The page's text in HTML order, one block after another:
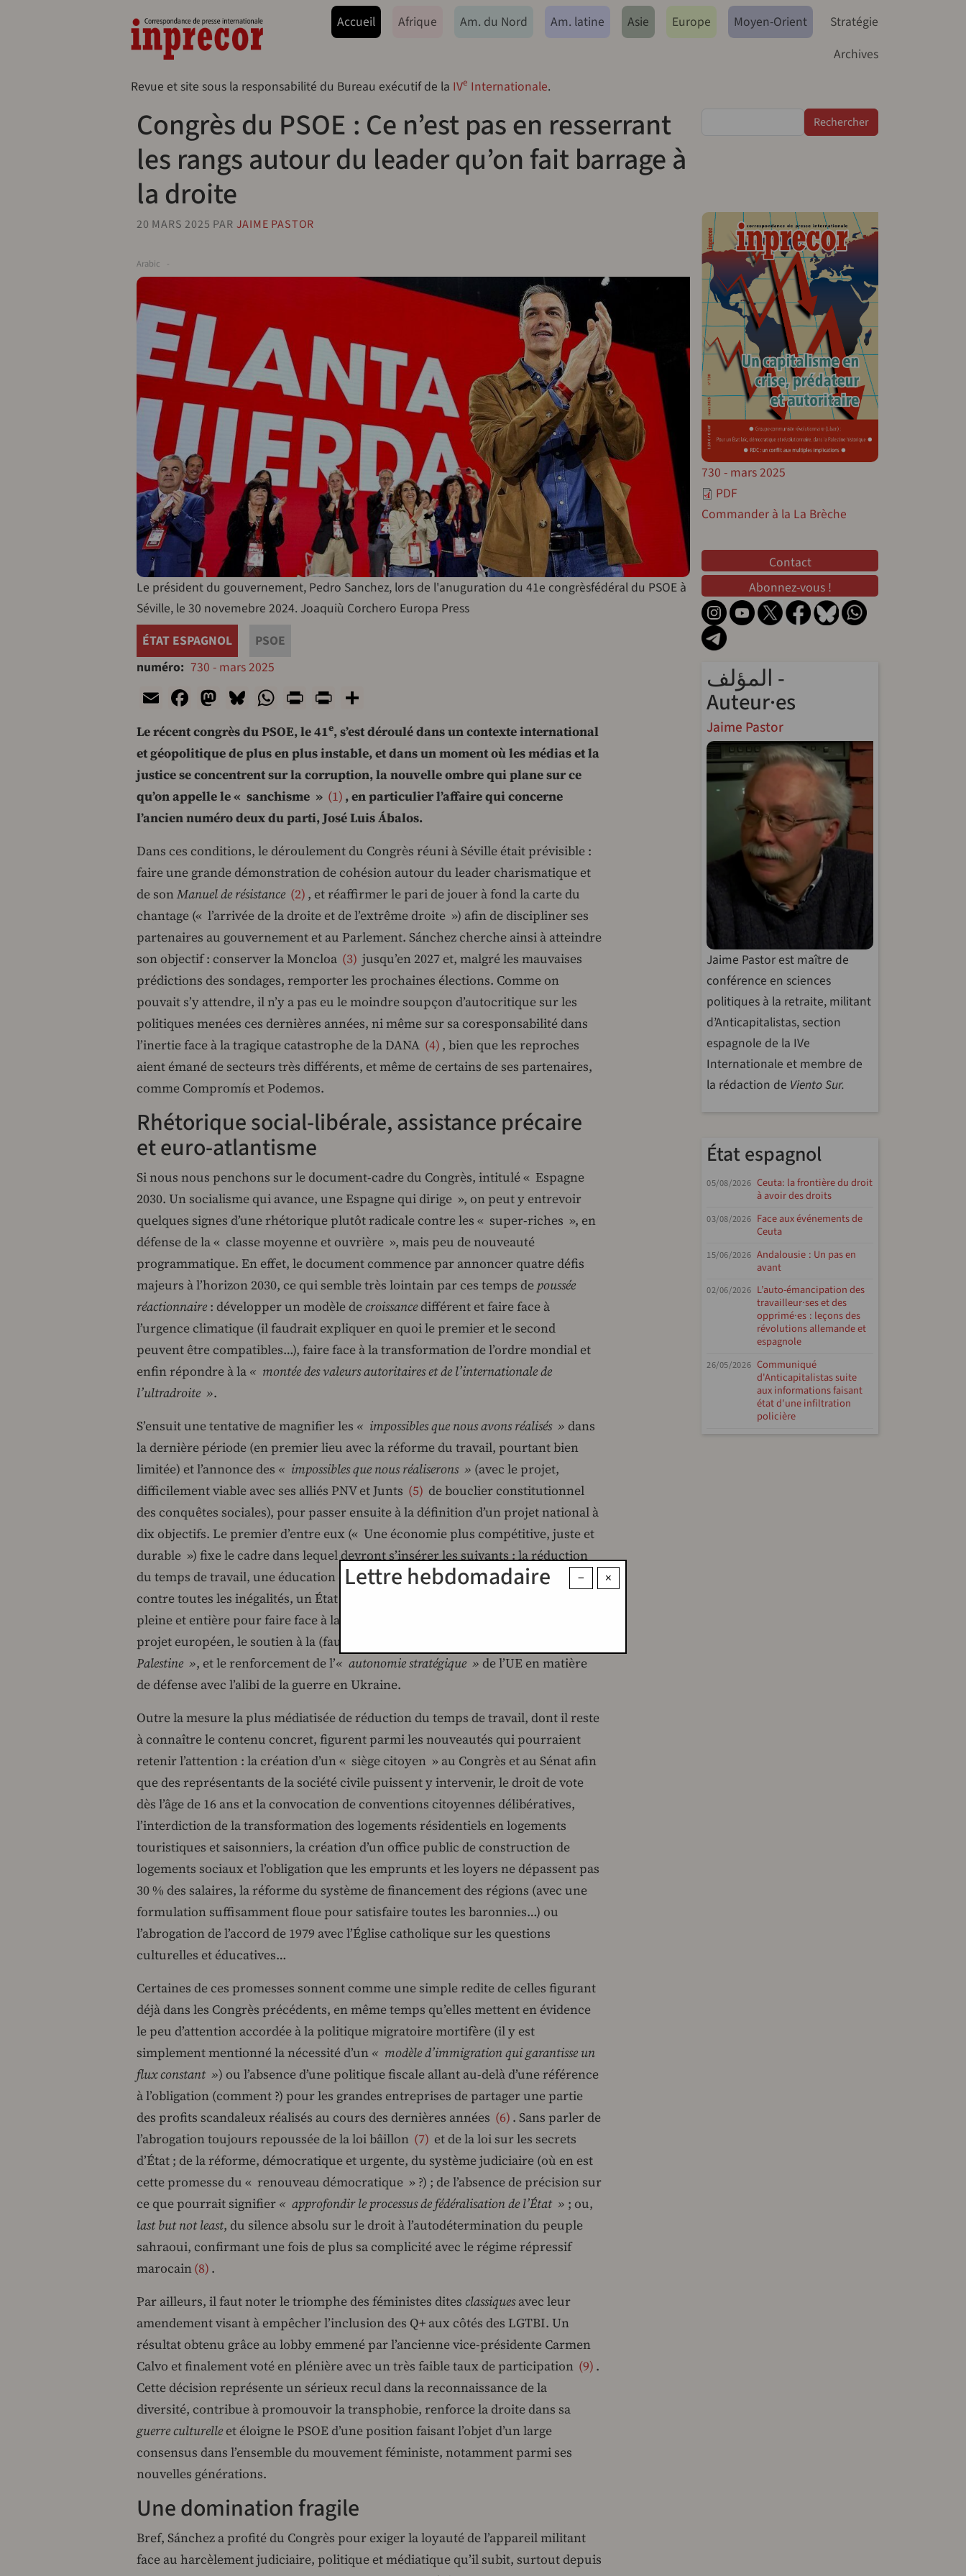
Navegação principal
Accueil Afrique Am. du Nord Am. latine Asie Europe Moyen-Orient
Stratégie
Archives
Revue et site sous la responsabilité du Bureau exécutif de la IVe Internationale.
Congrès du PSOE : Ce n’est pas en resserrant
les rangs autour du leader qu’on fait barrage à
la droite
20 MARS 2025 PAR JAIME PASTOR
Arabic
Le président du gouvernement, Pedro Sanchez, lors de l'anuguration du 41e congrèsfédéral du PSOE à
Séville, le 30 novemebre 2024. Joaquiù Corchero Europa Press
ÉTAT ESPAGNOL
PSOE
numéro 730 - mars 2025
EmailFacebook
Mastodon
Bluesky
WhatsApp
PrintPrintFriendly
Le récent congrès du PSOE, le 41e, s’est déroulé dans un contexte international
et géopolitique de plus en plus instable, et dans un moment où les médias et la
justice se concentrent sur la corruption, la nouvelle ombre qui plane sur ce
qu’on appelle le « sanchisme » 1 , en particulier l’affaire qui concerne
l’ancien numéro deux du parti, José Luis Ábalos.
Dans ces conditions, le déroulement du Congrès réuni à Séville était prévisible :
faire une grande démonstration de cohésion autour du leader charismatique et
de sonManuel de résistance 2 , et réaffirmer le pari de jouer à fond la carte du
chantage (« l’arrivée de la droite et de l’extrême droite ») afin de discipliner ses
partenaires au gouvernement et au Parlement. Sánchez cherche ainsi à atteindre
son objectif : conserver la Moncloa 3 jusqu’en 2027 et, malgré les mauvaises
prédictions des sondages, remporter les prochaines élections. Comme on
pouvait s’y attendre, il n’y a pas eu le moindre soupçon d’autocritique sur les
politiques menées ces dernières années, ni même sur sa coresponsabilité dans
l’inertie face à la tragique catastrophe de la DANA 4 , bien que les reproches
aient émané de secteurs très différents, et même de certains de ses partenaires,
comme Compromís et Podemos.
Rhétorique social-libérale, assistance précaire
et euro-atlantisme
Si nous nous penchons sur le document-cadre du Congrès, intitulé « Espagne
2030. Un socialisme qui avance, une Espagne qui dirige », on peut y entrevoir
quelques signes d’une rhétorique plutôt radicale contre les « super-riches », en
défense de la « classe moyenne et ouvrière », mais peu de nouveauté
programmatique. En effet, le document commence par annoncer quatre défis
majeurs à l’horizon 2030, ce qui semble très lointain par ces temps de poussée
réactionnaire : développer un modèle decroissance différent et faire face à
l’urgence climatique (il faudrait expliquer en quoi le premier et le second
peuvent être compatibles…), faire face à la transformation de l’ordre mondial et
enfin répondre à la « montée des valeurs autoritaires et de l’internationale de
l’ultradroite ».
S’ensuit une tentative de magnifier les « impossibles que nous avons réalisés » dans
la dernière période (en premier lieu avec la réforme du travail, pourtant bien
limitée) et l’annonce des « impossibles que nous réaliserons » (avec le projet,
difficilement viable avec ses alliés PNV et Junts
5 de bouclier constitutionnel
des conquêtes sociales), pour passer ensuite à la définition d’un projet national à
dix objectifs. Le premier d’entre eux (« Une économie plus compétitive, juste et
durable ») fixe le cadre dans lequel devront s’insérer les suivants : la réduction
du temps de travail, une éducation de qualité, un logement pour tous, la lutte
contre toutes les inégalités, un État « autonomique » renforcé, une démocratie
pleine et entière pour faire face à la désinformation, la vocation au leadership du
projet européen, le soutien à la (fausse)
Palestine », et le renforcement de l’« autonomie stratégique » de l’UE en matière
de défense avec l’alibi de la guerre en Ukraine.
Outre la mesure la plus médiatisée de réduction du temps de travail, dont il reste
à connaître le contenu concret, figurent parmi les nouveautés qui pourraient
retenir l’attention : la création d’un « siège citoyen » au Congrès et au Sénat afin
que des représentants de la société civile puissent y intervenir, le droit de vote
dès l’âge de 16 ans et la convocation de conventions citoyennes délibératives,
l’interdiction de la transformation des logements résidentiels en logements
touristiques et saisonniers, la création d’un office public de construction de
logements sociaux et l’obligation que les emprunts et les loyers ne dépassent pas
30 % des salaires, la réforme du système de financement des régions (avec une
formulation suffisamment floue pour satisfaire toutes les baronnies…) ou
l’abrogation de l’accord de 1979 avec l’Église catholique sur les questions
culturelles et éducatives…
Certaines de ces promesses sonnent comme une simple redite de celles figurant
déjà dans les Congrès précédents, en même temps qu’elles mettent en évidence
le peu d’attention accordée à la politique migratoire mortifère (il y est
simplement mentionné la nécessité d’un « modèle d’immigration qui garantisse un
flux constant ») ou l’absence d’une politique fiscale allant au-delà d’une référence
à l’obligation (comment ?) pour les grandes entreprises de partager une partie
des profits scandaleux réalisés au cours des dernières années 6 . Sans parler de
l’abrogation toujours repoussée de la loi bâillon 7 et de la loi sur les secrets
d’État ; de la réforme, démocratique et urgente, du système judiciaire (où en est
cette promesse du « renouveau démocratique » ?) ; de l’absence de précision sur
ce que pourrait signifier « approfondir le processus de fédéralisation de l’État » ; ou,
last but not least, du silence absolu sur le droit à l’autodétermination du peuple
sahraoui, confirmant une fois de plus sa complicité avec le régime répressif
marocain 8 .
Par ailleurs, il faut noter le triomphe des féministes dites classiquesavec leur
amendement visant à empêcher l’inclusion des Q+ aux côtés des LGTBI. Un
résultat obtenu grâce au lobby emmené par l’ancienne vice-présidente Carmen
Calvo et finalement voté en plénière avec un très faible taux de participation 9 .
Cette décision représente un sérieux recul dans la reconnaissance de la
diversité, contribue à promouvoir la transphobie, renforce la droite dans sa
guerre culturelle et éloigne le PSOE d’une position faisant l’objet d’un large
consensus dans l’ensemble du mouvement féministe, notamment parmi ses
nouvelles générations.
Une domination fragile
Bref, Sánchez a profité du Congrès pour exiger la loyauté de l’appareil militant
face au harcèlement judiciaire, politique et médiatique qu’il subit, surtout depuis
×
−
Lettre hebdomadaire
730 - mars 2025
PDF
Commander à la La Brèche
Contact
Abonnez-vous !
المؤلف -
Auteur·es
Jaime Pastor
Jaime Pastor est maître de
conférence en sciences
politiques à la retraite, militant
d’Anticapitalistas, section
espagnole de la IVe
Internationale et membre de
la rédaction de Viento Sur.
État espagnol
05/08/2026 Ceuta: la frontière du droit
à avoir des droits
03/08/2026 Face aux événements de
Ceuta
15/06/2026 Andalousie : Un pas en
avant
02/06/2026 L’auto-émancipation des
travailleur·ses et des
opprimé·es : leçons des
révolutions allemande et
espagnole
26/05/2026 Communiqué
d'Anticapitalistas suite
aux informations faisant
état d'une infiltration
policière